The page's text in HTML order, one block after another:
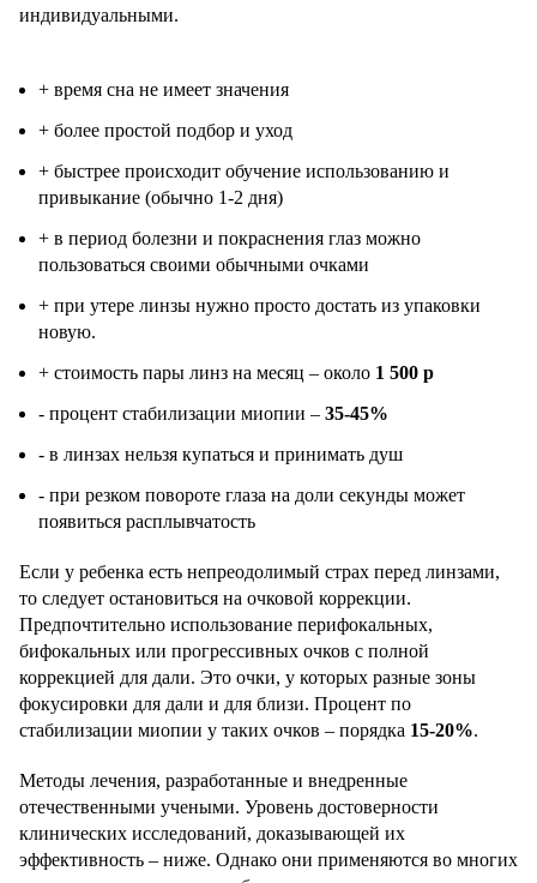
индивидуальными.
+ время сна не имеет значения
+ более простой подбор и уход
+ быстрее происходит обучение использованию и
привыкание (обычно 1-2 дня)
+ в период болезни и покраснения глаз можно
пользоваться своими обычными очками
+ при утере линзы нужно просто достать из упаковки
новую.
+ стоимость пары линз на месяц – около 1 500 р
- процент стабилизации миопии – 35-45%
- в линзах нельзя купаться и принимать душ
- при резком повороте глаза на доли секунды может
появиться расплывчатость
Если у ребенка есть непреодолимый страх перед линзами,
то следует остановиться на очковой коррекции.
Предпочтительно использование перифокальных,
бифокальных или прогрессивных очков c полной
коррекцией для дали. Это очки, у которых разные зоны
фокусировки для дали и для близи. Процент по
стабилизации миопии у таких очков – порядка 15-20%.
Методы лечения, разработанные и внедренные
отечественными учеными. Уровень достоверности
клинических исследований, доказывающей их
эффективность – ниже. Однако они применяются во многих